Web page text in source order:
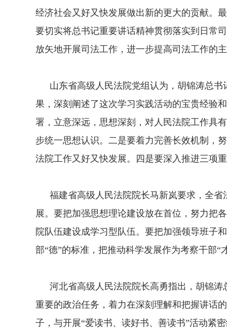
经济社会又好又快发展做出新的更大的贡献。
要切实将总书记重要讲话精神贯彻落实到日常
放矢地开展司法工作，进一步提高司法工作的
山东省高级人民法院党组认为，胡锦涛总书
果，深刻阐述了这次学习实践活动的宝贵经验
署，立意深远，思想深刻，对人民法院工作具
步统一思想认识。二是要着力完善长效机制，
法院工作又好又快发展。四是要深入推进三项
福建省高级人民法院院长马新岚要求，全省
展。要把加强思想理论建设放在首位，努力把
院队伍建设成学习型队伍。要把加强领导班子
部“德”的标准，把推动科学发展作为考察干部
河北省高级人民法院院长高勇指出，胡锦涛
重要的政治任务，着力在深刻理解和把握讲话
子，与开展“爱读书、读好书、善读书”活动紧